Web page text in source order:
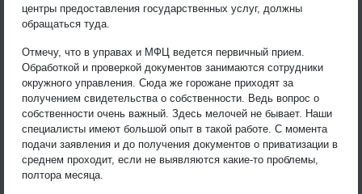
центры предоставления государственных услуг, должны
обращаться туда.
Отмечу, что в управах и МФЦ ведется первичный прием.
Обработкой и проверкой документов занимаются сотрудники
окружного управления. Сюда же горожане приходят за
получением свидетельства о собственности. Ведь вопрос о
собственности очень важный. Здесь мелочей не бывает. Наши
специалисты имеют большой опыт в такой работе. С момента
подачи заявления и до получения документов о приватизации в
среднем проходит, если не выявляются какие-то проблемы,
полтора месяца.